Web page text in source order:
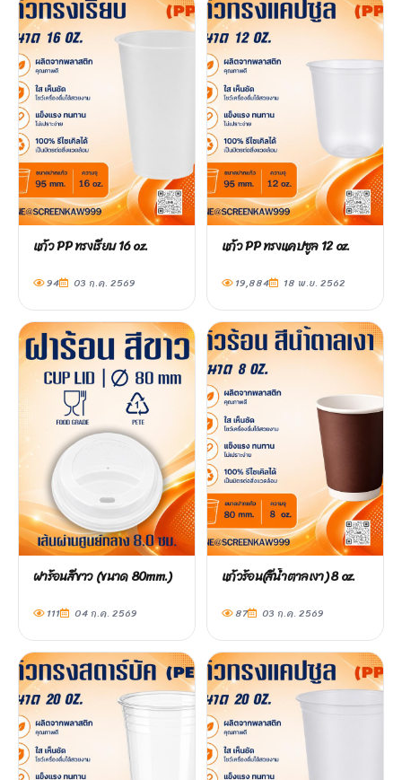
แก้ว PP ทรงเรียบ 16 oz.
94 03 ก.ค. 2569
แก้ว PP ทรงแคปซูล 12 oz.
19,884 18 พ.ย. 2562
ฝาร้อนสีขาว (ขนาด 80mm.)
111 04 ก.ค. 2569
แก้วร้อน(สีน้ำตาลเงา) 8 oz.
87 03 ก.ค. 2569